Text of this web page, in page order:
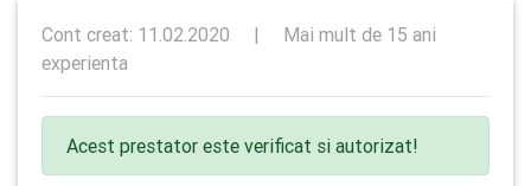
Cont creat: 11.02.2020 |
Mai mult de 15 ani
experienta
Acest prestator este verificat si autorizat!